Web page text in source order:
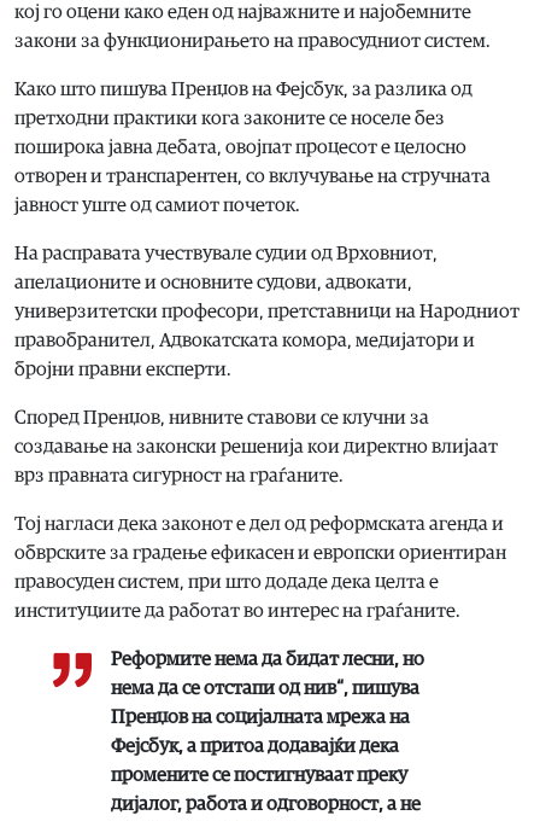
кој го оцени како еден од најважните и најобемните
закони за функционирањето на правосудниот систем.
Како што пишува Пренџов на Фејсбук, за разлика од
претходни практики кога законите се носеле без
поширока јавна дебата, овојпат процесот е целосно
отворен и транспарентен, со вклучување на стручната
јавност уште од самиот почеток.
На расправата учествувале судии од Врховниот,
апелационите и основните судови, адвокати,
универзитетски професори, претставници на Народниот
правобранител, Адвокатската комора, медијатори и
бројни правни експерти.
Според Пренџов, нивните ставови се клучни за
создавање на законски решенија кои директно влијаат
врз правната сигурност на граѓаните.
Тој нагласи дека законот е дел од реформската агенда и
обврските за градење ефикасен и европски ориентиран
правосуден систем, при што додаде дека целта е
институциите да работат во интерес на граѓаните.
Реформите нема да бидат лесни, но
нема да се отстапи од нив“, пишува
Пренџов на социјалната мрежа на
Фејсбук, а притоа додавајќи дека
промените се постигнуваат преку
дијалог, работа и одговорност, а не